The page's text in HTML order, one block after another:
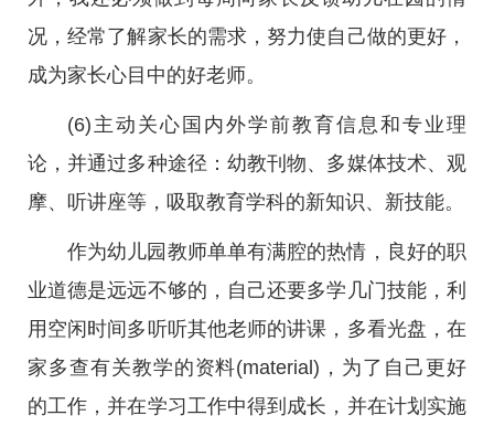
况，经常了解家长的需求，努力使自己做的更好，
成为家长心目中的好老师。
(6)主动关心国内外学前教育信息和专业理
论，并通过多种途径：幼教刊物、多媒体技术、观
摩、听讲座等，吸取教育学科的新知识、新技能。
作为幼儿园教师单单有满腔的热情，良好的职
业道德是远远不够的，自己还要多学几门技能，利
用空闲时间多听听其他老师的讲课，多看光盘，在
家多查有关教学的资料(material)，为了自己更好
的工作，并在学习工作中得到成长，并在计划实施